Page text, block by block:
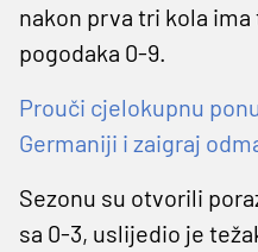
nakon prva tri kola
pogodaka 0-9.
Prouči cjelokupnu
Germaniji i zaigraj
Sezonu su otvorili
sa 0-3, uslijedio je